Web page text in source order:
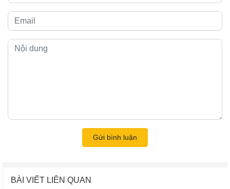
Gửi bình luận
BÀI VIẾT LIÊN QUAN